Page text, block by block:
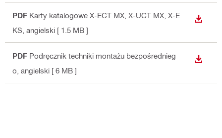
PDF Karty katalogowe X-ECT MX, X-UCT MX, X-E
KS , angielski [ 1.5 MB ]
PDF Podręcznik techniki montażu bezpośrednieg
o , angielski [ 6 MB ]